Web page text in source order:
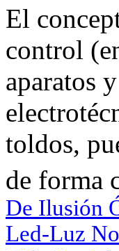
El
control
aparatos
toldos,
de forma
De Ilusión
Led-Luz